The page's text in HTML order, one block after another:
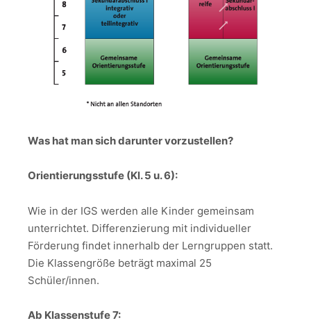
Was hat man sich darunter vorzustellen?
Orientierungsstufe (Kl. 5 u. 6):
Wie in der IGS werden alle Kinder gemeinsam
unterrichtet. Differenzierung mit individueller
Förderung findet innerhalb der Lerngruppen statt.
Die Klassengröße beträgt maximal 25
Schüler/innen.
Ab Klassenstufe 7: